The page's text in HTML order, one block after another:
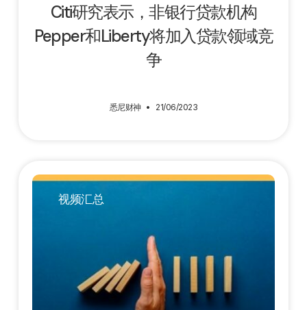
Citi研究表示，非银行贷款机构
Pepper和Liberty将加入贷款领域竞
争
悉尼财神 21/06/2023
视频汇总